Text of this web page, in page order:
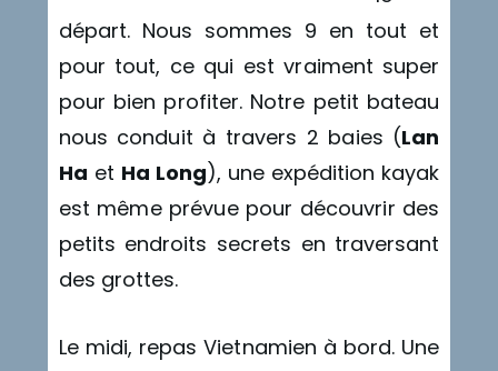
départ. Nous sommes 9 en tout et
pour tout, ce qui est vraiment super
pour bien profiter. Notre petit bateau
nous conduit à travers 2 baies (Lan
Ha et Ha Long), une expédition kayak
est même prévue pour découvrir des
petits endroits secrets en traversant
des grottes.
Le midi, repas Vietnamien à bord. Une